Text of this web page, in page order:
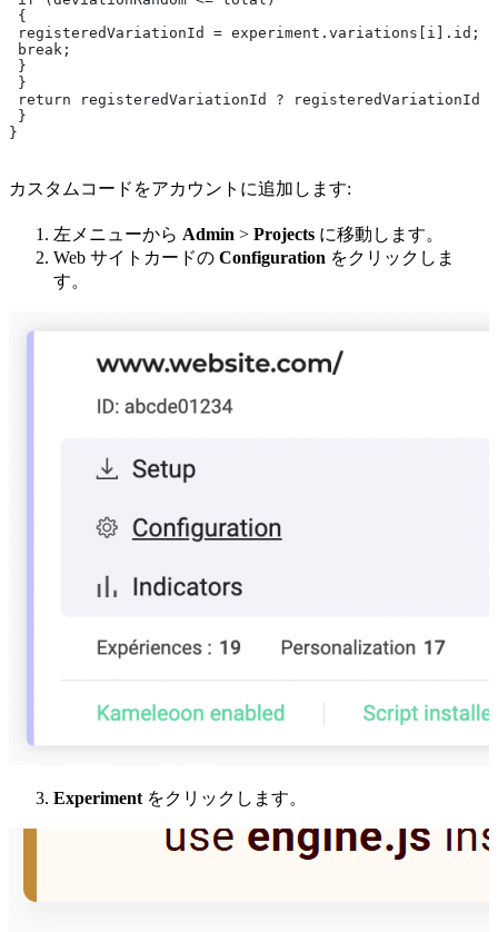
{
registeredVariationId = experiment.variations[i].id;
break;
}
}
return registeredVariationId ? registeredVariationId
}
}
カスタムコードをアカウントに追加します:
左メニューから Admin > Projects に移動します。
Web サイトカードの Configuration をクリックしま
す。
Experiment をクリックします。